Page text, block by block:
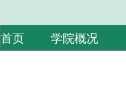
首页 学院概况